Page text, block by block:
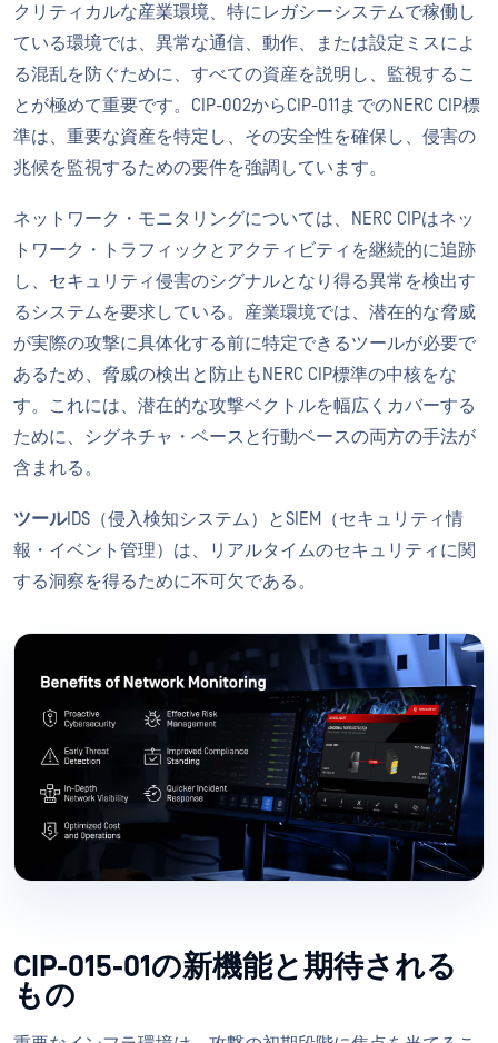
クリティカルな産業環境、特にレガシーシステムで稼働し
ている環境では、異常な通信、動作、または設定ミスによ
る混乱を防ぐために、すべての資産を説明し、監視するこ
とが極めて重要です。CIP-002からCIP-011までのNERC CIP標
準は、重要な資産を特定し、その安全性を確保し、侵害の
兆候を監視するための要件を強調しています。
ネットワーク・モニタリングについては、NERC CIPはネッ
トワーク・トラフィックとアクティビティを継続的に追跡
し、セキュリティ侵害のシグナルとなり得る異常を検出す
るシステムを要求している。産業環境では、潜在的な脅威
が実際の攻撃に具体化する前に特定できるツールが必要で
あるため、脅威の検出と防止もNERC CIP標準の中核をな
す。これには、潜在的な攻撃ベクトルを幅広くカバーする
ために、シグネチャ・ベースと行動ベースの両方の手法が
含まれる。
ツールIDS（侵入検知システム）とSIEM（セキュリティ情
報・イベント管理）は、リアルタイムのセキュリティに関
する洞察を得るために不可欠である。
CIP-015-01の新機能と期待される
もの